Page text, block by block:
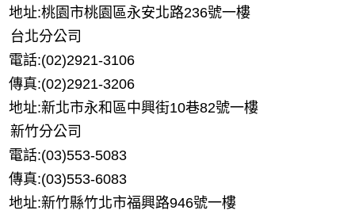
地址:桃園市桃園區永安北路236號一樓
台北分公司
電話:(02)2921-3106
傳真:(02)2921-3206
地址:新北市永和區中興街10巷82號一樓
新竹分公司
電話:(03)553-5083
傳真:(03)553-6083
地址:新竹縣竹北市福興路946號一樓